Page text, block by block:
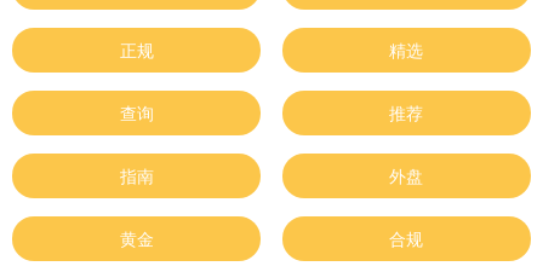
正规 精选
查询 推荐
指南 外盘
黄金 合规